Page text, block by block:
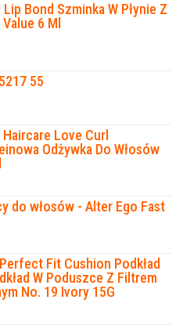
Bond Szminka W Płynie Z
6 Ml
55
Love Curl
Odżywka Do Włosów
do włosów - Alter Ego Fast
Fit Cushion Podkład
W Poduszce Z Filtrem
No. 19 Ivory 15G